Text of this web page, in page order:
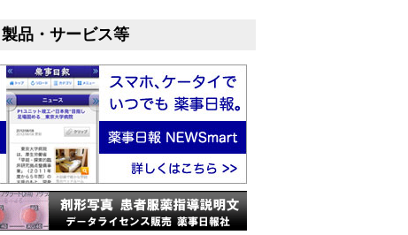
製品・サービス等